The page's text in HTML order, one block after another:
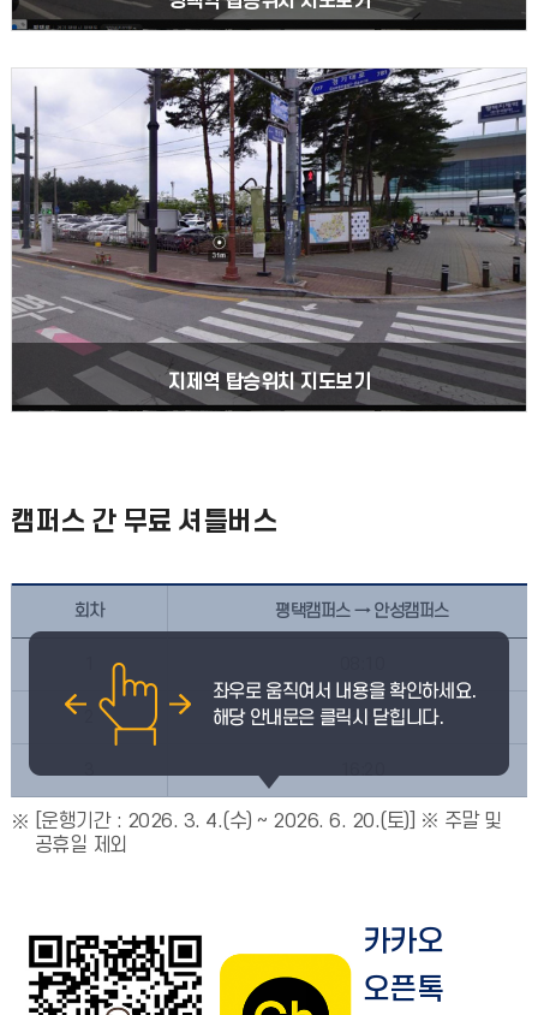
지제역 탑승위치 지도보기
캠퍼스 간 무료 셔틀버스
회차 평택캠퍼스 → 안성캠퍼스
13:20
[운행기간 : 2026. 3. 4.(수) ~ 2026. 6. 20.(토)] ※ 주말 및
공휴일 제외
카카오
오픈톡